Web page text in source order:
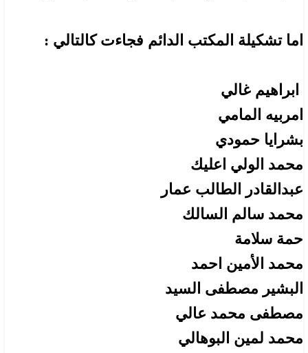
اما تشكيلة المكتب الدائم فجاءت كالتالي :
ابراهيم غالي
امربيه المامي
بشرايا حمودي
محمد الولي اعليك
عبدالقادر الطالب عمار
محمد سالم السالك
حمة سلامة
محمد الأمين احمد
البشير مصطفى السيد
مصطفى محمد عالي
محمد لمين البوهالي